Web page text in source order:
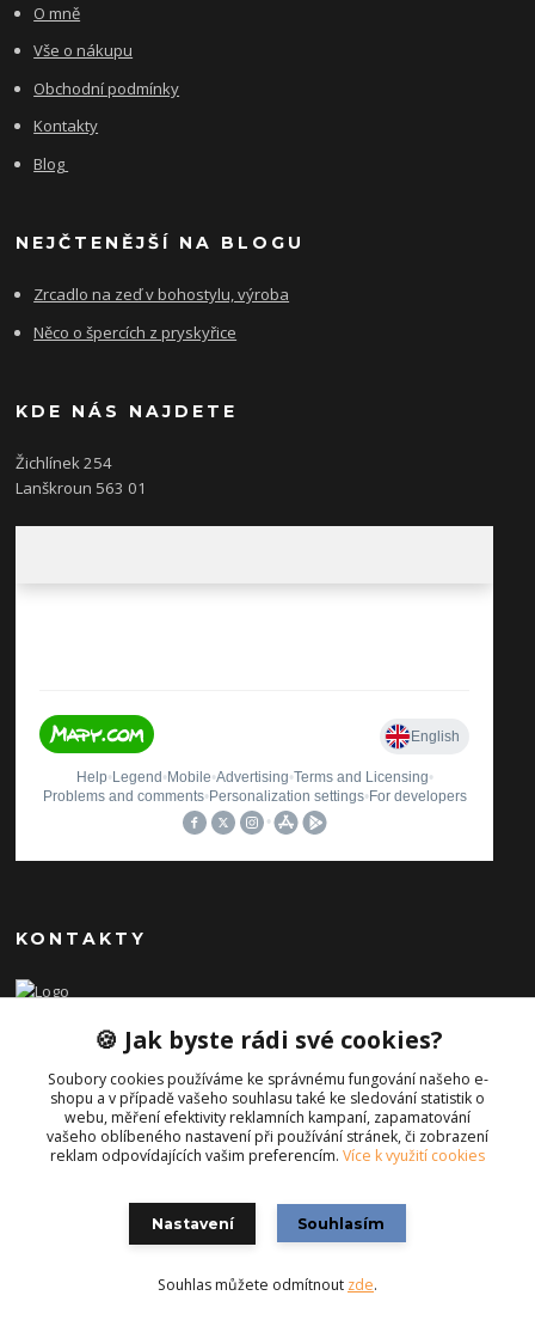
O mně
Vše o nákupu
Obchodní podmínky
Kontakty
Blog
NEJČTENĚJŠÍ NA BLOGU
Zrcadlo na zeď v bohostylu, výroba
Něco o špercích z pryskyřice
KDE NÁS NAJDETE
Žichlínek 254
Lanškroun 563 01
KONTAKTY
+420 606654169
(Po-Pá, 8-16 hod.)
info@iporiginal.cz
Vytvořeno na Eshop-rychle.cz
🍪 Jak byste rádi své cookies?
Soubory cookies používáme ke správnému fungování našeho e-
shopu a v případě vašeho souhlasu také ke sledování statistik o
webu, měření efektivity reklamních kampaní, zapamatování
vašeho oblíbeného nastavení při používání stránek, či zobrazení
reklam odpovídajících vašim preferencím. Více k využití cookies
Nastavení Souhlasím
Souhlas můžete odmítnout zde.